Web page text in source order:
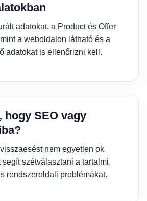
adatokat, a Product és Offer
a weboldalon látható és a
adatokat is ellenőrizni kell.
hogy SEO vagy
nem egyetlen ok
szétválasztani a tartalmi,
rendszeroldali problémákat.